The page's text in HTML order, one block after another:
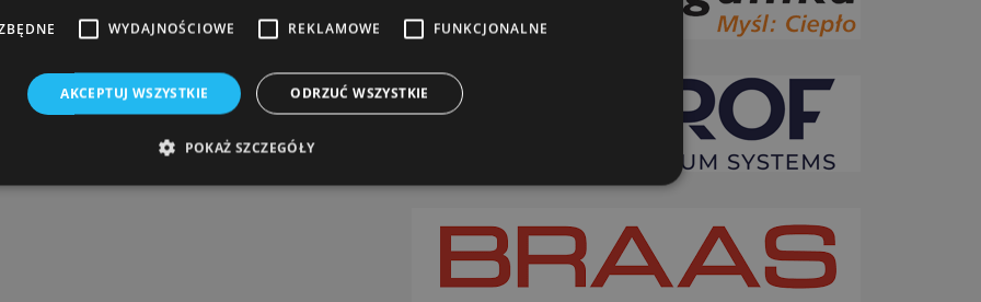
WYDAJNOŚCIOWE REKLAMOWE FUNKCJONALNE
AKCEPTUJ WSZYSTKIE ODRZUĆ WSZYSTKIE
POKAŻ SZCZEGÓŁY